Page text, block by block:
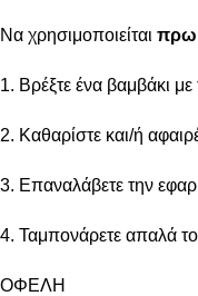
Να χρησιμοποιείται
1. Βρέξτε ένα βαμβάκι
2. Καθαρίστε και/ή
3. Επαναλάβετε την
4. Ταμπονάρετε απαλά
ΟΦΕΛΗ